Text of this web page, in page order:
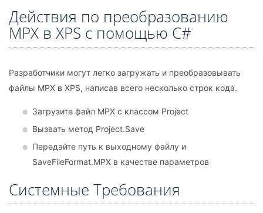
Действия по преобразованию
MPX в XPS с помощью C#
Разработчики могут легко загружать и преобразовывать
файлы MPX в XPS, написав всего несколько строк кода.
Загрузите файл MPX с классом Project
Вызвать метод Project.Save
Передайте путь к выходному файлу и
SaveFileFormat.MPX в качестве параметров
Системные Требования